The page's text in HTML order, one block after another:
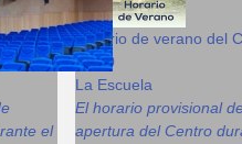
el
Horario de verano del
08:00
La Escuela
El horario provisional
apertura del Centro